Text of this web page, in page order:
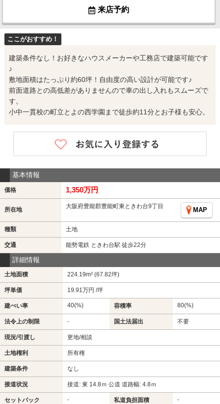
来店予約
ここがおすすめ！
建築条件なし！お好きなハウスメーカーや工務店で建築可能です
♪
敷地面積はたっぷり約60坪！自由度の高い設計が可能です♪
前面道路との高低差がありませんので車の出し入れもスムーズで
す。
小中一貫校の町立とよの西学園まで徒歩約11分とお子様も安心。
基本情報
価格 1,350万円
所在地 大阪府豊能郡豊能町東ときわ台9丁目
MAP
種類 土地
交通 能勢電鉄 ときわ台駅 徒歩22分
詳細情報
土地面積 224.19m² (67.82坪)
坪単価 19.91万円 /坪
建ぺい率 40(%) 容積率 80(%)
法令上の制限 - 国土法届出 不要
現況/引渡し 更地/相談
土地権利 所有権
建築条件 なし
接道状況 接道: 東 14.8ｍ 公道 道路幅: 4.8ｍ
セットバック - 私道負担面積 -